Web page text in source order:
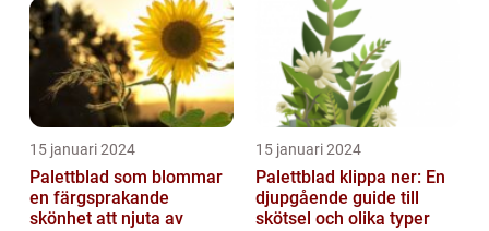
att fö...
15 januari 2024
Palettblad som blommar
en färgsprakande
skönhet att njuta av
15 januari 2024
Palettblad klippa ner: En
djupgående guide till
skötsel och olika typer